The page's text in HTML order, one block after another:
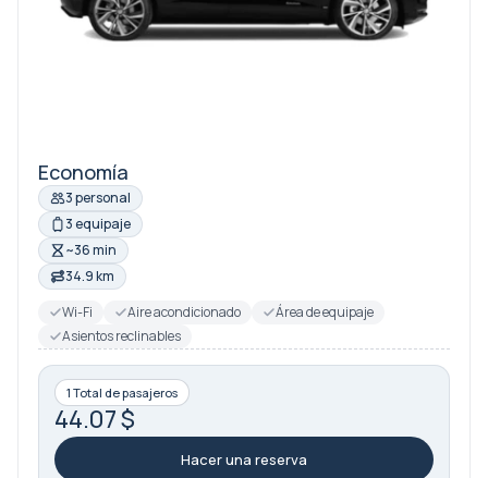
Economía
3 personal
3 equipaje
~36 min
34.9 km
Wi-Fi
Aire acondicionado
Área de equipaje
Asientos reclinables
1 Total de pasajeros
44.07 $
Hacer una reserva